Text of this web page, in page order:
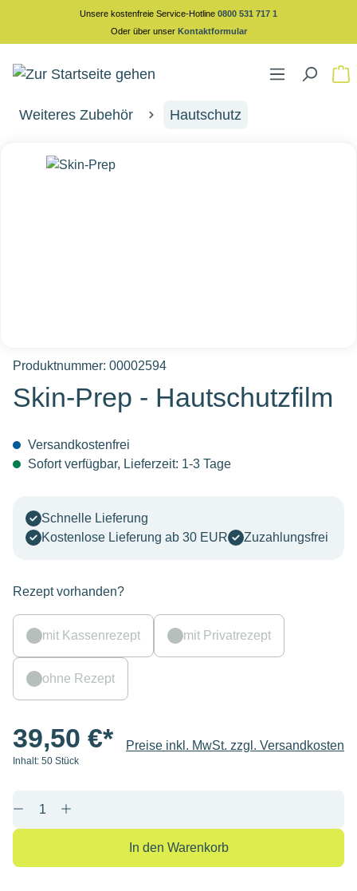
springenUnsere kostenfreie Service-Hotline 0800 531 717 1
Oder über unser Kontaktformular
Weiteres Zubehör Hautschutz
Bildergalerie überspringen
Produktnummer: 00002594
Skin-Prep - Hautschutzfilm
Versandkostenfrei
Sofort verfügbar, Lieferzeit: 1-3 Tage
Schnelle Lieferung
Kostenlose Lieferung ab 30 EUR
Zuzahlungsfrei
Rezept vorhanden?
mit Kassenrezept mit Privatrezept
ohne Rezept
39,50 €*
Inhalt: 50 Stück
Preise inkl. MwSt. zzgl. Versandkosten
Produkt Anzahl: Gib den gewünschten
In den Warenkorb